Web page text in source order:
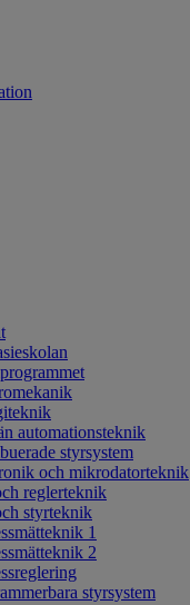
automationsteknik
styrsystem
och mikrodatorteknik
reglerteknik
styrteknik
1
2
styrsystem